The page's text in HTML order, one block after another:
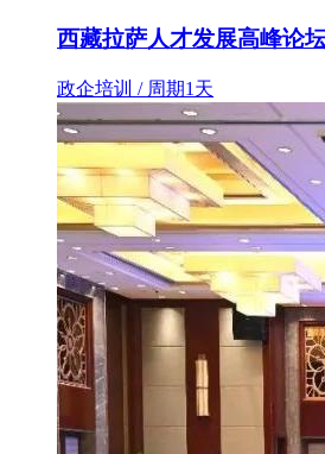
西藏拉萨人才发展高峰论
政企培训 / 周期1天